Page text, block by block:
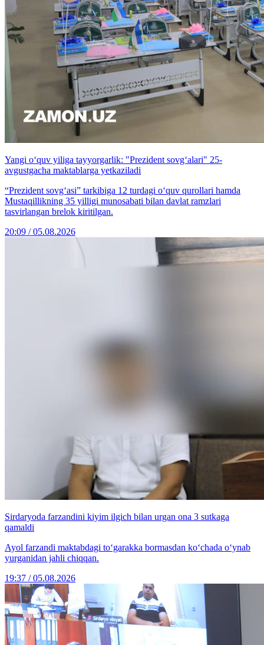
Yangi o‘quv yiliga tayyorgarlik: "Prezident sovg‘alari" 25-
avgustgacha maktablarga yetkaziladi
“Prezident sovg‘asi” tarkibiga 12 turdagi o‘quv qurollari hamda
Mustaqillikning 35 yilligi munosabati bilan davlat ramzlari
tasvirlangan brelok kiritilgan.
20:09 / 05.08.2026
Sirdaryoda farzandini kiyim ilgich bilan urgan ona 3 sutkaga
qamaldi
Ayol farzandi maktabdagi to‘garakka bormasdan ko‘chada o‘ynab
yurganidan jahli chiqqan.
19:37 / 05.08.2026